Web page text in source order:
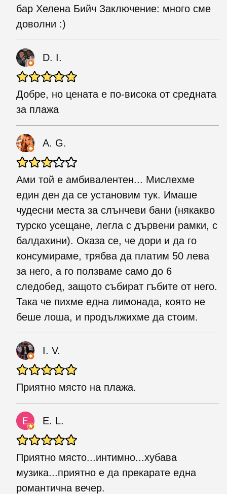
бар Хелена Бийч Заключение: много сме
доволни :)
D. I.
Добре, но цената е по-висока от средната
за плажа
A. G.
Ами той е амбивалентен... Мислехме
един ден да се установим тук. Имаше
чудесни места за слънчеви бани (някакво
турско усещане, легла с дървени рамки, с
балдахини). Оказа се, че дори и да го
консумираме, трябва да платим 50 лева
за него, а го ползваме само до 6
следобед, защото събират гъбите от него.
Така че пихме една лимонада, която не
беше лоша, и продължихме да стоим.
I. V.
Приятно място на плажа.
E. L.
Приятно място...интимно...хубава
музика...приятно е да прекарате една
романтична вечер.